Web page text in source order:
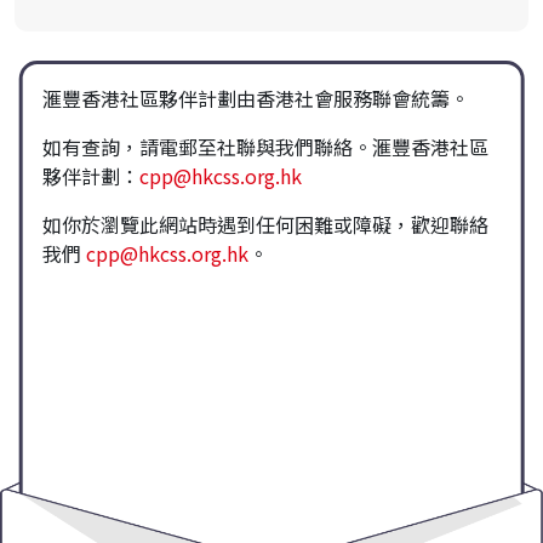
滙豐香港社區夥伴計劃由香港社會服務聯會統籌。
如有查詢，請電郵至社聯與我們聯絡。滙豐香港社區
夥伴計劃： cpp@hkcss.org.hk
如你於瀏覽此網站時遇到任何困難或障礙，歡迎聯絡
我們 cpp@hkcss.org.hk。